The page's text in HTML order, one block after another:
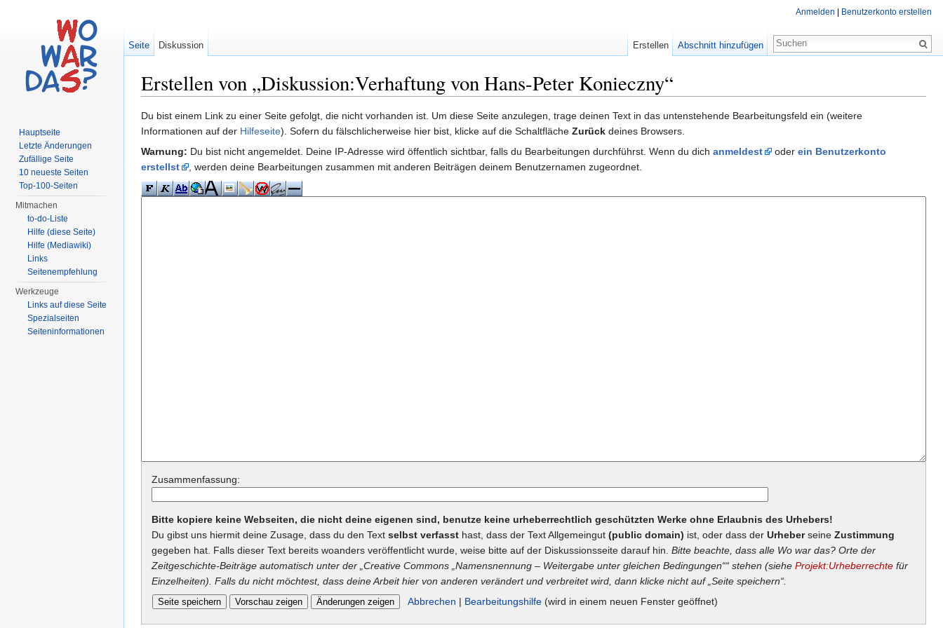
Erstellen von „Diskussion:Verhaftung von Hans-Peter Konieczny“
Du bist einem Link zu einer Seite gefolgt, die nicht vorhanden ist. Um diese Seite anzulegen, trage deinen Text in das untenstehende Bearbeitungsfeld ein (weitere
Informationen auf der Hilfeseite). Sofern du fälschlicherweise hier bist, klicke auf die Schaltfläche Zurück deines Browsers.
Warnung: Du bist nicht angemeldet. Deine IP-Adresse wird öffentlich sichtbar, falls du Bearbeitungen durchführst. Wenn du dich anmeldest oder ein Benutzerkonto
erstellst
, werden deine Bearbeitungen zusammen mit anderen Beiträgen deinem Benutzernamen zugeordnet.
Zusammenfassung:
Bitte kopiere keine Webseiten, die nicht deine eigenen sind, benutze keine urheberrechtlich geschützten Werke ohne Erlaubnis des Urhebers!
Du gibst uns hiermit deine Zusage, dass du den Text selbst verfasst hast, dass der Text Allgemeingut (public domain) ist, oder dass der Urheberseine Zustimmung
gegeben hat. Falls dieser Text bereits woanders veröffentlicht wurde, weise bitte auf der Diskussionsseite darauf hin. Bitte beachte, dass alle Wo war das? Orte der
Zeitgeschichte-Beiträge automatisch unter der „Creative Commons „Namensnennung – Weitergabe unter gleichen Bedingungen““ stehen (siehe Projekt:Urheberrechte für
Einzelheiten). Falls du nicht möchtest, dass deine Arbeit hier von anderen verändert und verbreitet wird, dann klicke nicht auf „Seite speichern“.
Abbrechen | Bearbeitungshilfe (wird in einem neuen Fenster geöffnet)
Anmelden Benutzerkonto erstellen
Seite Diskussion Erstellen Abschnitt hinzufügen
Hauptseite
Letzte Änderungen
Zufällige Seite
10 neueste Seiten
Top-100-Seiten
Mitmachen
to-do-Liste
Hilfe (diese Seite)
Hilfe (Mediawiki)
Links
Seitenempfehlung
Werkzeuge
Links auf diese Seite
Spezialseiten
Seiteninformationen